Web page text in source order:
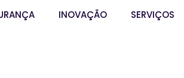
INOVAÇÃO SERVIÇOS